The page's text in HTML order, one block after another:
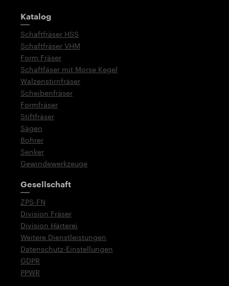
Wegweiser
Katalog
Schaftfräser HSS
Schaftfräser VHM
Form Fräser
Schaftfäser mit Morse Kegel
Walzenstirnfräser
Scheibenfräser
Formfräser
Stiftfräser
Sägen
Bohrer
Senker
Gewindewerkzeuge
Gesellschaft
ZPS-FN
Division Fräser
Division Härterei
Weitere Dienstleistungen
Datenschutz-Einstellungen
GDPR
PPWR